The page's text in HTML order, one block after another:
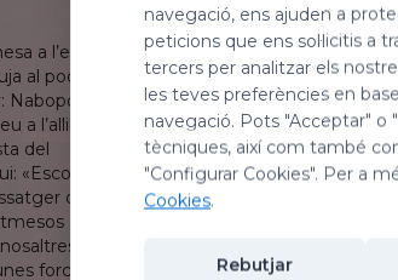
a l’emperador
al poder un
a l’alliberament
del
«Escolteu per
que
a un
mateixos,
forces que,
Avui,
seus
Sant
També
atribuir
navegació, ens ajuden a
peticions que ens sol·licitis a
tercers per analitzar els
les teves preferències en
navegació. Pots "Acceptar" o
tècniques, així com també
"Configurar Cookies". Per a
Cookies.
Rebutjar